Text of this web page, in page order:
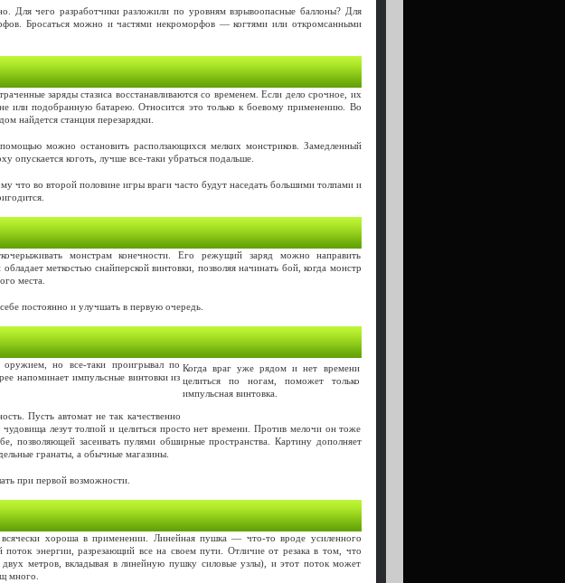
Для чего разработчики разложили по уровням взрывоопасные баллоны? Для
Бросаться можно и частями некроморфов — когтями или откромсанными
заряды стазиса восстанавливаются со временем. Если дело срочное, их
или подобранную батарею. Относится это только к боевому применению. Во
найдется станция перезарядки.
можно остановить расползающихся мелких монстриков. Замедленный
опускается коготь, лучше все-таки убраться подальше.
что во второй половине игры враги часто будут наседать большими толпами и
монстрам конечности. Его режущий заряд можно направить
меткостью снайперской винтовки, позволяя начинать бой, когда монстр
места.
постоянно и улучшать в первую очередь.
Когда враг уже рядом и нет времени
целиться по ногам, поможет только
импульсная винтовка.
но все-таки проигрывал по
напоминает импульсные винтовки из
Пусть автомат не так качественно
лезут толпой и целиться просто нет времени. Против мелочи он тоже
позволяющей засеивать пулями обширные пространства. Картину дополняет
гранаты, а обычные магазины.
при первой возможности.
хороша в применении. Линейная пушка — что-то вроде усиленного
поток энергии, разрезающий все на своем пути. Отличие от резака в том, что
метров, вкладывая в линейную пушку силовые узлы), и этот поток может
много.